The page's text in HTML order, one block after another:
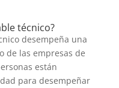
técnico?
desempeña una
de las empresas de
están
para desempeñar